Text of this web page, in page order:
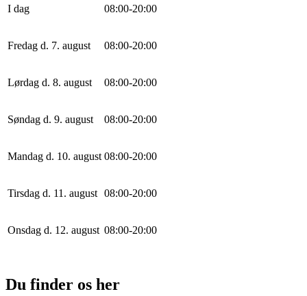
I dag 08:00-20:00
Fredag d. 7. august 08:00-20:00
Lørdag d. 8. august 08:00-20:00
Søndag d. 9. august 08:00-20:00
Mandag d. 10. august 08:00-20:00
Tirsdag d. 11. august 08:00-20:00
Onsdag d. 12. august 08:00-20:00
Du finder os her